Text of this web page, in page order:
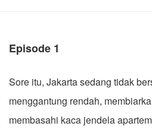
Episode 1
Sore itu, Jakarta sedang tidak
menggantung rendah,
membasahi kaca jendela